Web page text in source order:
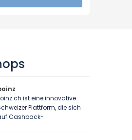
ist eine innovative
Plattform, die sich
Cashback-